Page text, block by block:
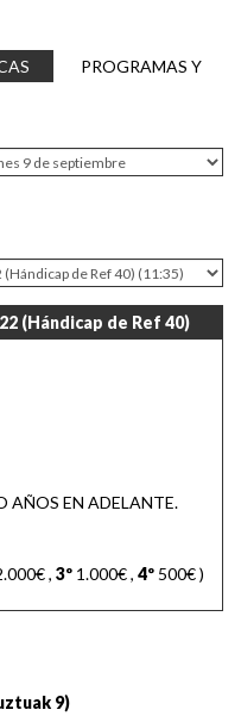
PROGRAMAS Y
(Hándicap de Ref 40)
11:35
AÑOS EN ADELANTE.
, 3º 1.000€, 4º 500€)
9)